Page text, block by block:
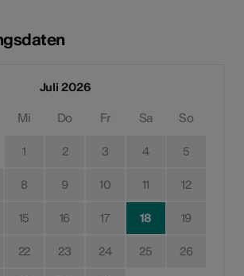
Juli 2026
Mi Do Fr Sa So
1 2 3 4 5
8 9 10 11 12
15 16 17 18 19
22 23 24 25 26